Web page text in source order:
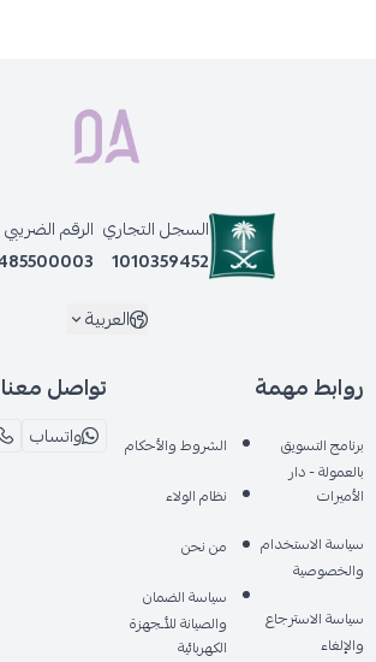
السجل التجاري
1010359452
الرقم الضريبي
العربية
روابط مهمة
برنامج التسويق
بالعمولة - دار
الأميرات
سياسة الاستخدام
والخصوصية
سياسة الاسترجاع
والإلغاء
الشروط والأحكام
نظام الولاء
من نحن
سياسة الضمان
والصيانة للأـجهزة
الكهربائية
تواصل معنا
واتساب